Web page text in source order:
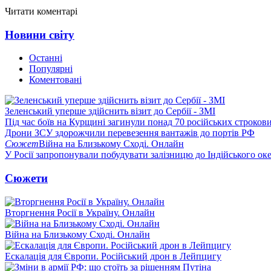
Читати коментарі
Новини світу
Останні
Популярні
Коментовані
Зеленський уперше здійснить візит до Сербії - ЗМІ
Під час боїв на Курщині загинули понад 70 російських
Дрони ЗСУ здорожчили перевезення вантажів до портів РФ
СюжетВійна на Близькому Сході. Онлайн
У Росії запропонували побудувати залізницю до Індійського
Сюжети
Вторгнення Росії в Україну. Онлайн
Війна на Близькому Сході. Онлайн
Ескалація для Європи. Російський дрон в Лейпцигу